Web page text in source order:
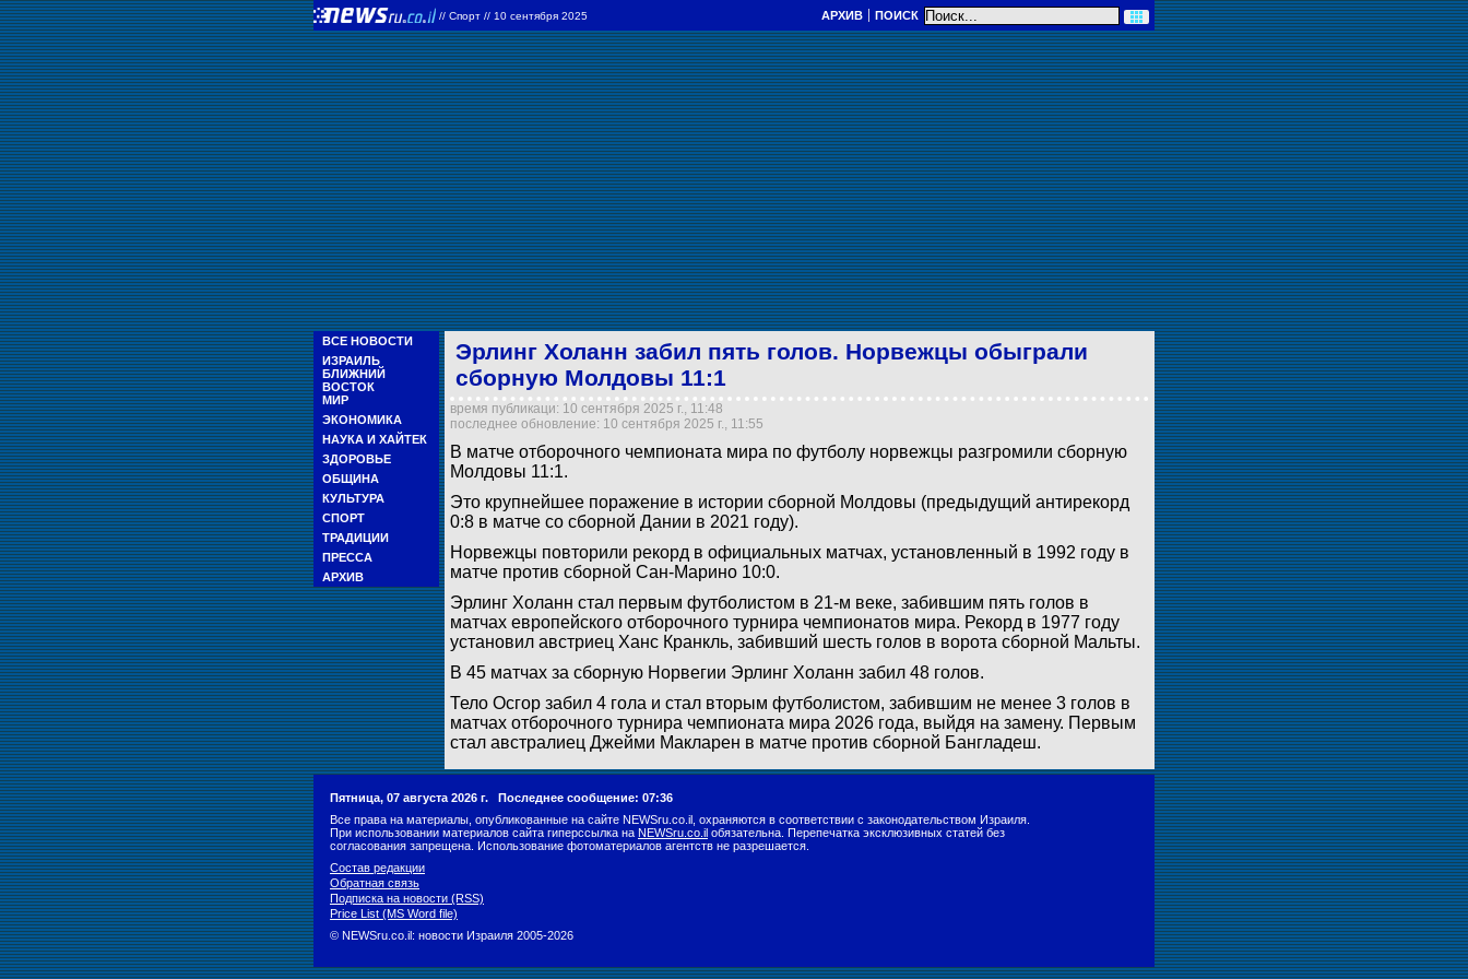
// Спорт // 10 сентября 2025 АРХИВ ПОИСК
ВСЕ НОВОСТИ
ИЗРАИЛЬ
БЛИЖНИЙ
ВОСТОК
МИР
ЭКОНОМИКА
НАУКА И ХАЙТЕК
ЗДОРОВЬЕ
ОБЩИНА
КУЛЬТУРА
СПОРТ
ТРАДИЦИИ
ПРЕССА
АРХИВ
Эрлинг Холанн забил пять голов. Норвежцы обыграли
сборную Молдовы 11:1
время публикаци: 10 сентября 2025 г., 11:48
последнее обновление: 10 сентября 2025 г., 11:55
В матче отборочного чемпионата мира по футболу норвежцы разгромили сборную
Молдовы 11:1.
Это крупнейшее поражение в истории сборной Молдовы (предыдущий антирекорд
0:8 в матче со сборной Дании в 2021 году).
Норвежцы повторили рекорд в официальных матчах, установленный в 1992 году в
матче против сборной Сан-Марино 10:0.
Эрлинг Холанн стал первым футболистом в 21-м веке, забившим пять голов в
матчах европейского отборочного турнира чемпионатов мира. Рекорд в 1977 году
установил австриец Ханс Кранкль, забивший шесть голов в ворота сборной Мальты.
В 45 матчах за сборную Норвегии Эрлинг Холанн забил 48 голов.
Тело Осгор забил 4 гола и стал вторым футболистом, забившим не менее 3 голов в
матчах отборочного турнира чемпионата мира 2026 года, выйдя на замену. Первым
стал австралиец Джейми Макларен в матче против сборной Бангладеш.
Пятница, 07 августа 2026 г. Последнее сообщение: 07:36
Все права на материалы, опубликованные на сайте NEWSru.co.il, охраняются в соответствии с законодательством Израиля.
При использовании материалов сайта гиперссылка на NEWSru.co.il обязательна. Перепечатка эксклюзивных статей без
согласования запрещена. Использование фотоматериалов агентств не разрешается.
Состав редакции
Обратная связь
Подписка на новости (RSS)
Price List (MS Word file)
© NEWSru.co.il: новости Израиля 2005-2026